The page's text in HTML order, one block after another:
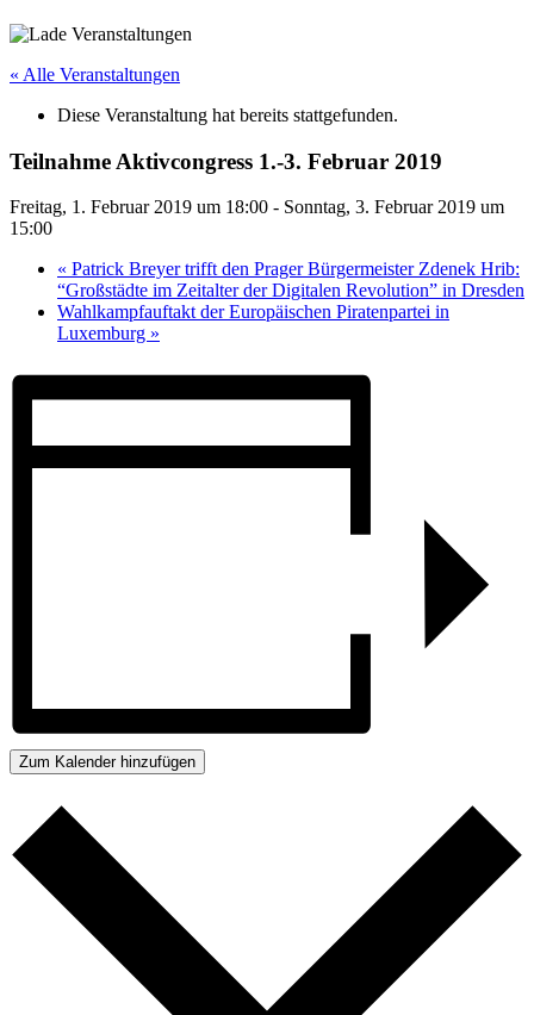
« Alle Veranstaltungen
Diese Veranstaltung hat bereits stattgefunden.
Teilnahme Aktivcongress 1.-3. Februar 2019
Freitag, 1. Februar 2019 um 18:00 - Sonntag, 3. Februar 2019 um
15:00
« Patrick Breyer trifft den Prager Bürgermeister Zdenek Hrib:
“Großstädte im Zeitalter der Digitalen Revolution” in Dresden
Wahlkampfauftakt der Europäischen Piratenpartei in
Luxemburg »
Zum Kalender hinzufügen